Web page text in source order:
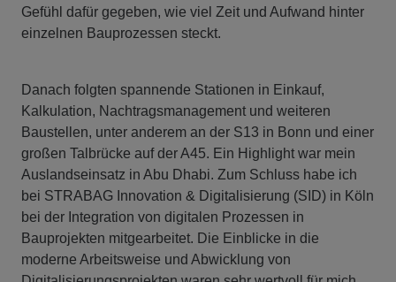
Gefühl dafür gegeben, wie viel Zeit und Aufwand hinter
einzelnen Bauprozessen steckt.
Danach folgten spannende Stationen in Einkauf,
Kalkulation, Nachtragsmanagement und weiteren
Baustellen, unter anderem an der S13 in Bonn und einer
großen Talbrücke auf der A45. Ein Highlight war mein
Auslandseinsatz in Abu Dhabi. Zum Schluss habe ich
bei STRABAG Innovation & Digitalisierung (SID) in Köln
bei der Integration von digitalen Prozessen in
Bauprojekten mitgearbeitet. Die Einblicke in die
moderne Arbeitsweise und Abwicklung von